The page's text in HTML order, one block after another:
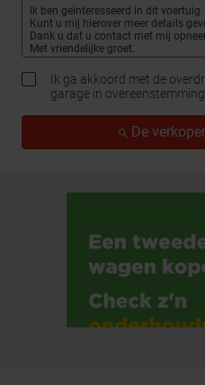
Ik ga akkoord met de
garage in
De